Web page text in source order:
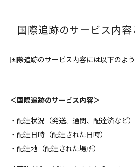
国際追跡のサービス内容
国際追跡のサービス内容には以下のよ
＜国際追跡のサービス内容＞
・配達状況（発送、通関、配達済など）
・配達日時（配達された日時）
・配達地（配達された場所）